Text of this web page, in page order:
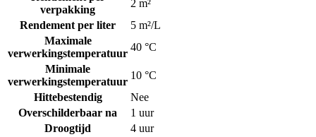
verpakking
2 m²
Rendement per liter
5 m²/L
Maximale
verwerkingstemperatuur
40 °C
Minimale
verwerkingstemperatuur
10 °C
Hittebestendig
Nee
Overschilderbaar na
1 uur
Droogtijd
4 uur